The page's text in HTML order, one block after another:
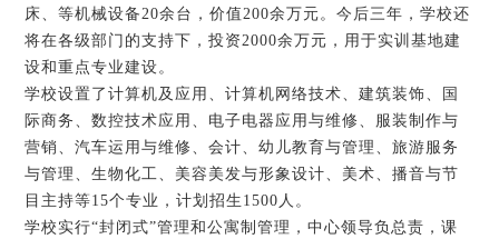
床、等机械设备20余台，价值200余万元。今后三年，学校还
将在各级部门的支持下，投资2000余万元，用于实训基地建
设和重点专业建设。
学校设置了计算机及应用、计算机网络技术、建筑装饰、国
际商务、数控技术应用、电子电器应用与维修、服装制作与
营销、汽车运用与维修、会计、幼儿教育与管理、旅游服务
与管理、生物化工、美容美发与形象设计、美术、播音与节
目主持等15个专业，计划招生1500人。
学校实行“封闭式”管理和公寓制管理，中心领导负总责，课